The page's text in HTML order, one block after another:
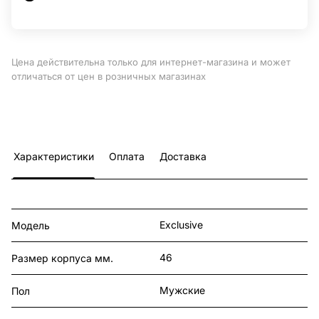
Цена действительна только для интернет-магазина и может
отличаться от цен в розничных магазинах
Характеристики Оплата Доставка
Модель Exclusive
Размер корпуса мм. 46
Пол Мужские